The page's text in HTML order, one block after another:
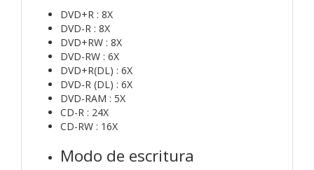
DVD+R : 8X
DVD-R : 8X
DVD+RW : 8X
DVD-RW : 6X
DVD+R(DL) : 6X
DVD-R (DL) : 6X
DVD-RAM : 5X
CD-R : 24X
CD-RW : 16X
Modo de escritura